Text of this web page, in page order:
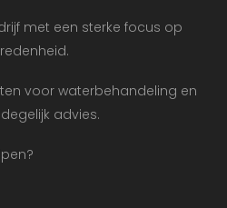
met een sterke focus op
voor waterbehandeling en
advies.